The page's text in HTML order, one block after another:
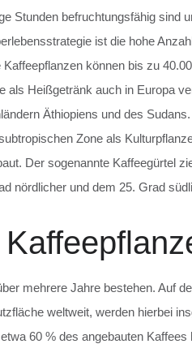
Stunden befruchtungsfähig sind
ist die hohe
können bis zu
als Heißgetränk auch in Europa
Äthiopiens und des
Zone als
Der sogenannte Kaffeegürtel
nördlicher und dem 25. Grad
mehrere Jahre bestehen. Auf
weltweit, werden hierbei
60 % des angebauten